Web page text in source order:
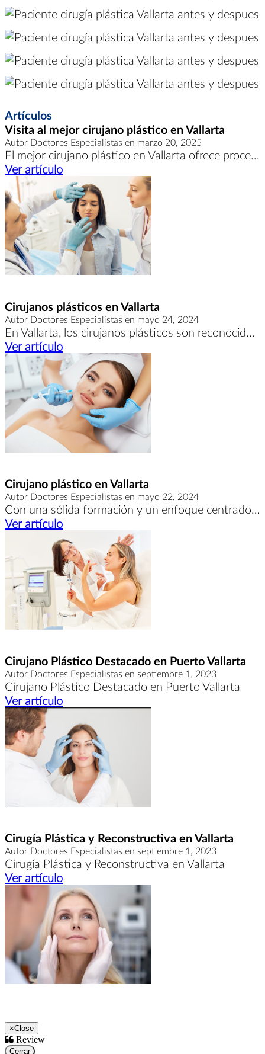
Artículos
Visita al mejor cirujano plástico en Vallarta
Autor Doctores Especialistas en marzo 20, 2025
El mejor cirujano plástico en Vallarta ofrece procedimientos estéticos y reconstructivos, mejorando la apariencia y bienestar de los pacientes
Ver artículo
Cirujanos plásticos en Vallarta
Autor Doctores Especialistas en mayo 24, 2024
En Vallarta, los cirujanos plásticos son reconocidos por su experiencia y dedicación en el campo de la cirugía estética.
Ver artículo
Cirujano plástico en Vallarta
Autor Doctores Especialistas en mayo 22, 2024
Con una sólida formación y un enfoque centrado en el bienestar del paciente, el cirujano plástico en Vallarta se compromete a brindar atención personalizada.
Ver artículo
Cirujano Plástico Destacado en Puerto Vallarta
Autor Doctores Especialistas en septiembre 1, 2023
Cirujano Plástico Destacado en Puerto Vallarta
Ver artículo
Cirugía Plástica y Reconstructiva en Vallarta
Autor Doctores Especialistas en septiembre 1, 2023
Cirugía Plástica y Reconstructiva en Vallarta
Ver artículo
×Close
Review
Cerrar